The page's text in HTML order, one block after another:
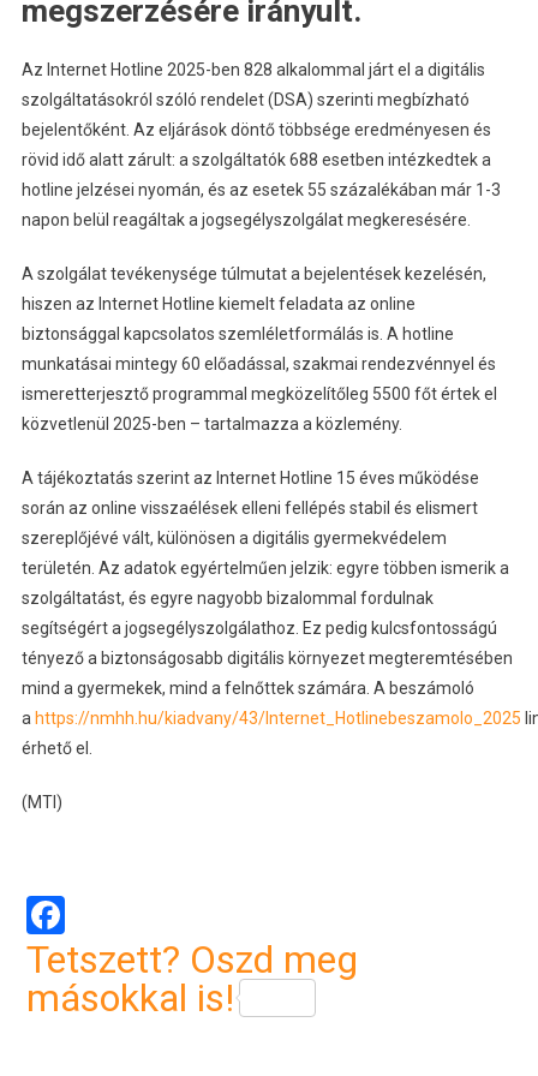
megszerzésére irányult.
Az Internet Hotline 2025-ben 828 alkalommal járt el a digitális
szolgáltatásokról szóló rendelet (DSA) szerinti megbízható
bejelentőként. Az eljárások döntő többsége eredményesen és
rövid idő alatt zárult: a szolgáltatók 688 esetben intézkedtek a
hotline jelzései nyomán, és az esetek 55 százalékában már 1-3
napon belül reagáltak a jogsegélyszolgálat megkeresésére.
A szolgálat tevékenysége túlmutat a bejelentések kezelésén,
hiszen az Internet Hotline kiemelt feladata az online
biztonsággal kapcsolatos szemléletformálás is. A hotline
munkatásai mintegy 60 előadással, szakmai rendezvénnyel és
ismeretterjesztő programmal megközelítőleg 5500 főt értek el
közvetlenül 2025-ben – tartalmazza a közlemény.
A tájékoztatás szerint az Internet Hotline 15 éves működése
során az online visszaélések elleni fellépés stabil és elismert
szereplőjévé vált, különösen a digitális gyermekvédelem
területén. Az adatok egyértelműen jelzik: egyre többen ismerik a
szolgáltatást, és egyre nagyobb bizalommal fordulnak
segítségért a jogsegélyszolgálathoz. Ez pedig kulcsfontosságú
tényező a biztonságosabb digitális környezet megteremtésében
mind a gyermekek, mind a felnőttek számára. A beszámoló
a https://nmhh.hu/kiadvany/43/Internet_Hotlinebeszamolo_2025
érhető el.
(MTI)
Facebook
Tetszett? Oszd meg
másokkal is!